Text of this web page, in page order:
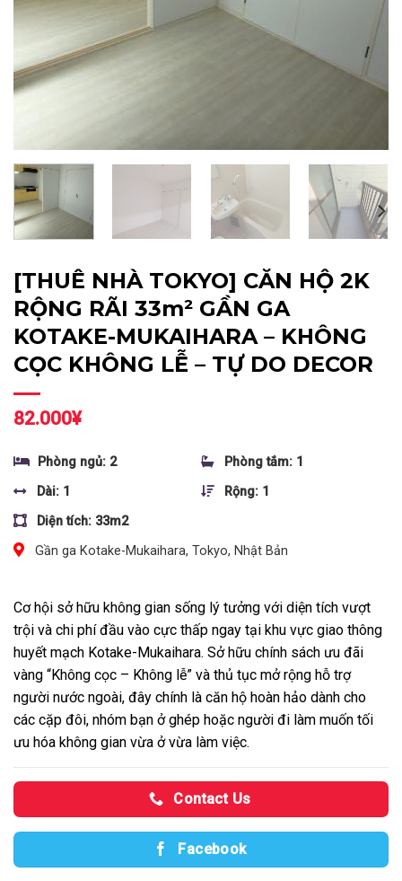
[THUÊ NHÀ TOKYO] CĂN HỘ 2K
RỘNG RÃI 33m² GẦN GA
KOTAKE-MUKAIHARA – KHÔNG
CỌC KHÔNG LỄ – TỰ DO DECOR
82.000¥
Phòng ngủ: 2
Phòng tắm: 1
Dài: 1
Rộng: 1
Diện tích: 33m2
Gần ga Kotake-Mukaihara, Tokyo, Nhật Bản
Cơ hội sở hữu không gian sống lý tưởng với diện tích vượt
trội và chi phí đầu vào cực thấp ngay tại khu vực giao thông
huyết mạch Kotake-Mukaihara. Sở hữu chính sách ưu đãi
vàng “Không cọc – Không lễ” và thủ tục mở rộng hỗ trợ
người nước ngoài, đây chính là căn hộ hoàn hảo dành cho
các cặp đôi, nhóm bạn ở ghép hoặc người đi làm muốn tối
ưu hóa không gian vừa ở vừa làm việc.
Contact Us
Facebook